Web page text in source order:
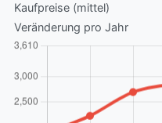
Kaufpreise (mittel)
Veränderung pro Jahr